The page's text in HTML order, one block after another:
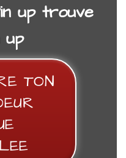
CANDICE RETRO
€
up trouve
up
TON